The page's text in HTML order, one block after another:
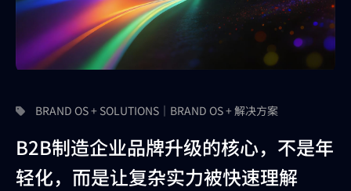
BRAND OS + SOLUTIONS｜BRAND OS + 解决方案
B2B制造企业品牌升级的核心，不是年
轻化，而是让复杂实力被快速理解